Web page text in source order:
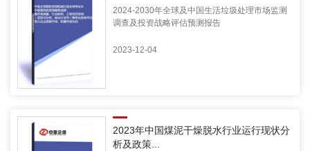
2024-2030年全球及中国生活垃圾处理市场监测
调查及投资战略评估预测报告
2023-12-04
2023年中国煤泥干燥脱水行业运行现状分
析及政策...